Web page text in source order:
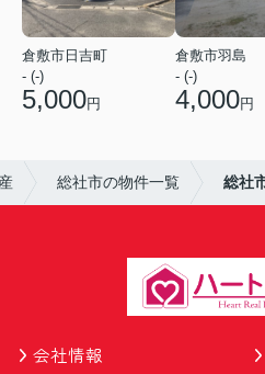
倉敷市日吉町
- (-)
5,000円
倉敷市羽島
- (-)
4,000円
総社市の物件一覧 総社
会社情報